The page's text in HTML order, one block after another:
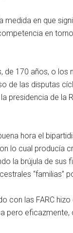
medida en que
en
170 años, o los
de las disputas
presidencia de la
hora el
lo cual producía
la brújula de sus
“familias”
con las FARC
pero eficazmente,